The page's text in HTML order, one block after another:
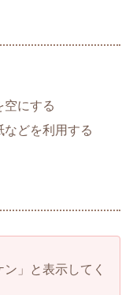
空にする
どを利用する
」と表示してく